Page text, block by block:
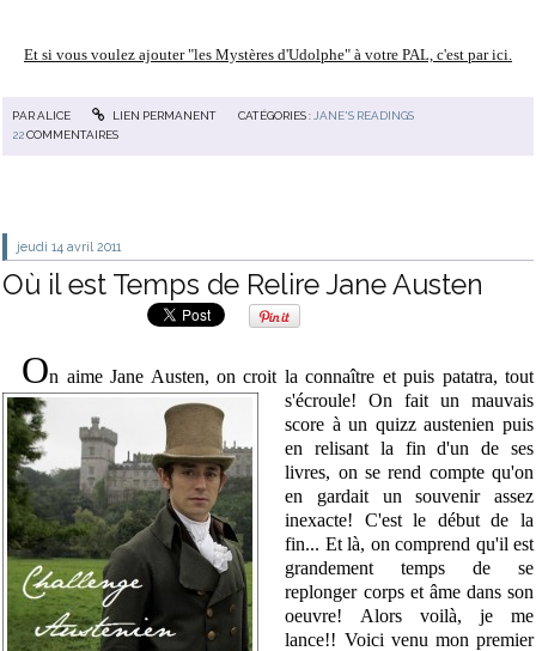
Et si vous voulez ajouter "les Mystères d'Udolphe" à votre PAL, c'est par ici.
PARALICE LIEN PERMANENT CATÉGORIES :JANE'S READINGS
22COMMENTAIRES
jeudi 14 avril 2011
Où il est Temps de Relire Jane Austen
On aime Jane Austen, on croit laconnaître et puis patatra, tout
s'écroule! On fait un mauvais
score à un quizz austenien puis
en relisant la fin d'un de ses
livres, on se rend compte qu'on
en gardait un souvenir assez
inexacte! C'est le début de la
fin... Et là, on comprend qu'il est
grandement temps de se
replonger corps et âme dans son
oeuvre! Alors voilà, je me
lance!! Voici venu mon premier